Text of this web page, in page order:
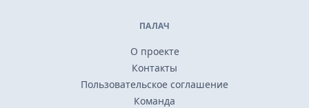
ПАЛАЧ
О проекте
Контакты
Пользовательское соглашение
Команда